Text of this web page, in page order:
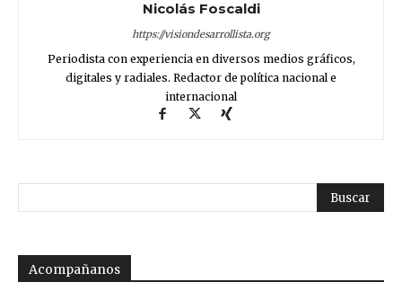
Nicolás Foscaldi
https://visiondesarrollista.org
Periodista con experiencia en diversos medios gráficos,
digitales y radiales. Redactor de política nacional e
internacional
Acompañanos